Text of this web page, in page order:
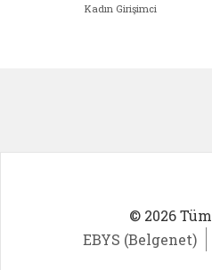
Kadın Girişimci
© 2026
EBYS (Belgenet)